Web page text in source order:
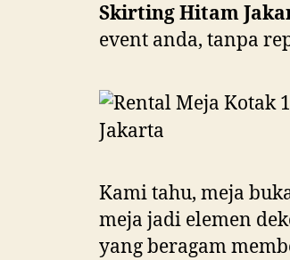
Skirting Hitam
event anda, tanpa
Kami tahu, meja
meja jadi elemen
yang beragam